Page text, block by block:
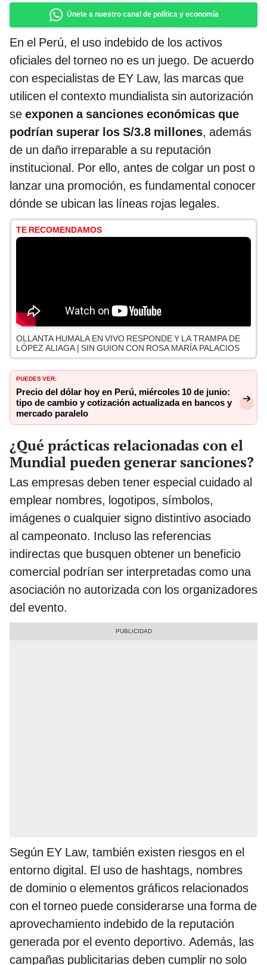
Únete a nuestro canal de política y economía
En el Perú, el uso indebido de los activos
oficiales del torneo no es un juego. De acuerdo
con especialistas de EY Law, las marcas que
utilicen el contexto mundialista sin autorización
se exponen a sanciones económicas que
podrían superar los S/3.8 millones, además
de un daño irreparable a su reputación
institucional. Por ello, antes de colgar un post o
lanzar una promoción, es fundamental conocer
dónde se ubican las líneas rojas legales.
TE RECOMENDAMOS
OLLANTA HUMALA EN VIVO RESPONDE Y LA TRAMPA DE
LÓPEZ ALIAGA | SIN GUION CON ROSA MARÍA PALACIOS
PUEDES VER:
Precio del dólar hoy en Perú, miércoles 10 de junio:
tipo de cambio y cotización actualizada en bancos y
mercado paralelo
¿Qué prácticas relacionadas con el
Mundial pueden generar sanciones?
Las empresas deben tener especial cuidado al
emplear nombres, logotipos, símbolos,
imágenes o cualquier signo distintivo asociado
al campeonato. Incluso las referencias
indirectas que busquen obtener un beneficio
comercial podrían ser interpretadas como una
asociación no autorizada con los organizadores
del evento.
Según EY Law, también existen riesgos en el
entorno digital. El uso de hashtags, nombres
de dominio o elementos gráficos relacionados
con el torneo puede considerarse una forma de
aprovechamiento indebido de la reputación
generada por el evento deportivo. Además, las
campañas publicitarias deben cumplir no solo